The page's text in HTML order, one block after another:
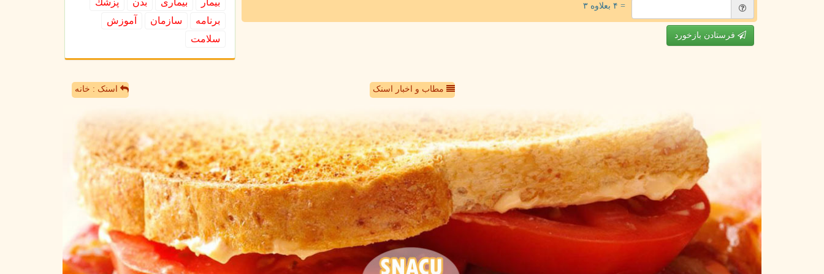
= ۴ بعلاوه ۳
فرستادن بازخورد
بیمار بیماری بدن
پزشك
برنامه
سازمان
آموزش
سلامت
مطاب و اخبار اسنک اسنک : خانه